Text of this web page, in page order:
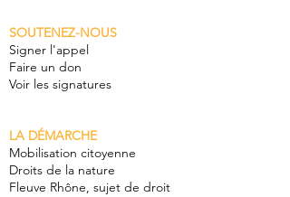
l'été "On se jette à
l'eau"
SOUTENEZ-NOUS
Signer l'appel
Faire un don
Voir les signatures
LA DÉMARCHE
Mobilisation citoyenne
Droits de la nature
Fleuve Rhône, sujet de droit